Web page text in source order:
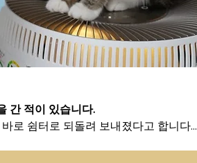
간 적이 있습니다.
로 쉼터로 되돌려 보내졌다고 합니다...